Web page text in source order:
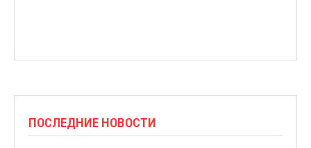
ПОСЛЕДНИЕ НОВОСТИ